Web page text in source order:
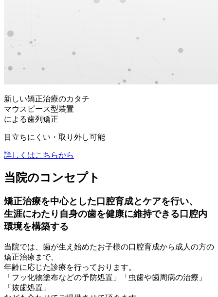
新しい矯正治療のカタチ
マウスピース型装置
による歯列矯正
目立ちにくい・取り外し可能
詳しくはこちらから
当院のコンセプト
矯正治療を中心とした口腔育成とケアを行い、
生涯にわたり自身の歯を健康に維持できる口腔内
環境を構築する
当院では、歯が生え始めたお子様の口腔育成から成人の方の
矯正治療まで、
年齢に応じた診療を行っております。
「フッ化物塗布などの予防処置」「虫歯や歯周病の治療」
「抜歯処置」